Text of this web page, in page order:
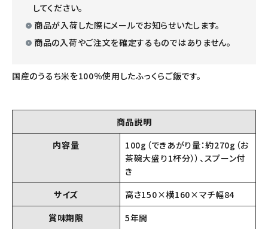
してください。
商品が入荷した際にメールでお知らせいたします。
商品の入荷やご注文を確定するものではありません。
国産のうるち米を100％使用したふっくらご飯です。
商品説明
内容量
100g（できあがり量：約270g（お
茶碗大盛り1杯分））、スプーン付
き
サイズ
高さ150×横160×マチ幅84
賞味期限
5年間